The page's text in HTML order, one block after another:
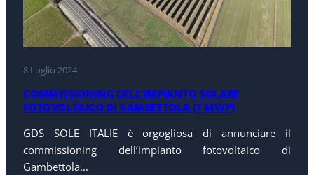
8 Luglio 2024
COMMISSIONING DELL’IMPIANTO SOLARE
FOTOVOLTAICO DI GAMBETTOLA (7 MWP)
GDS SOLE ITALIE è orgogliosa di annunciare il
commissioning dell’impianto fotovoltaico di
Gambettola...